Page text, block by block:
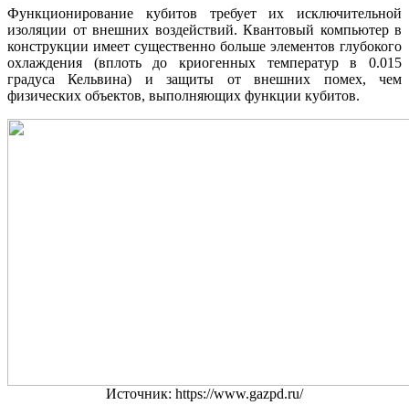
Функционирование кубитов требует их исключительной
изоляции от внешних воздействий. Квантовый компьютер в
конструкции имеет существенно больше элементов глубокого
охлаждения (вплоть до криогенных температур в 0.015
градуса Кельвина) и защиты от внешних помех, чем
физических объектов, выполняющих функции кубитов.
Источник: https://www.gazpd.ru/